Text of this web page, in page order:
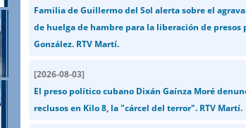
Familia de Guillermo del Sol alerta sobre el
de huelga de hambre para la liberación de presos
González. RTV Martí.
[2026-08-03]
El preso político cubano Dixán Gaínza Moré
reclusos en Kilo 8, la "cárcel del terror". RTV Martí.